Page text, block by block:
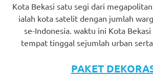
Kota Bekasi satu segi dari
ialah kota satelit dengan jumlah
se-Indonesia. waktu ini Kota
tempat tinggal sejumlah urban
PAKET